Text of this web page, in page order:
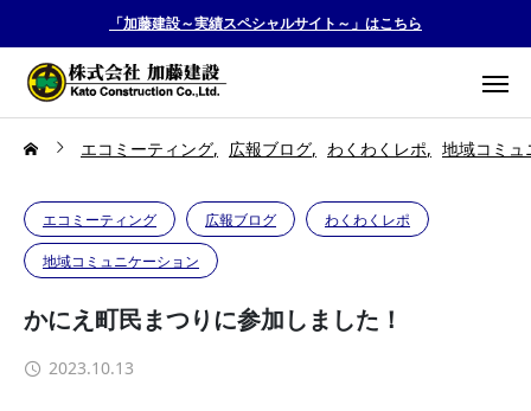
「加藤建設～実績スペシャルサイト～」はこちら
エコミーティング 広報ブログ わくわくレポ 地域コミュ
エコミーティング 広報ブログ わくわくレポ
地域コミュニケーション
かにえ町民まつりに参加しました！
2023.10.13